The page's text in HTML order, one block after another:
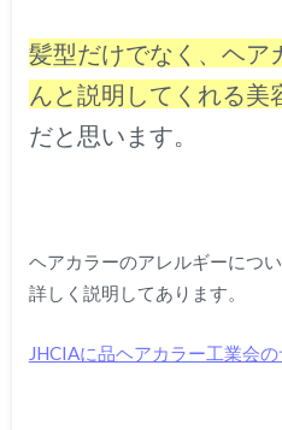
髪型だけでなく、ヘア
んと説明してくれる美
だと思います。
ヘアカラーのアレルギーにつ
詳しく説明してあります。
JHCIAに品ヘアカラー工業会の